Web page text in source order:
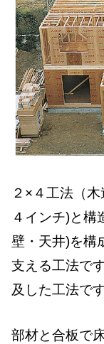
２×４工法（
４インチ)と構
壁・天井)を構
支える工法で
及した工法です
部材と合板で